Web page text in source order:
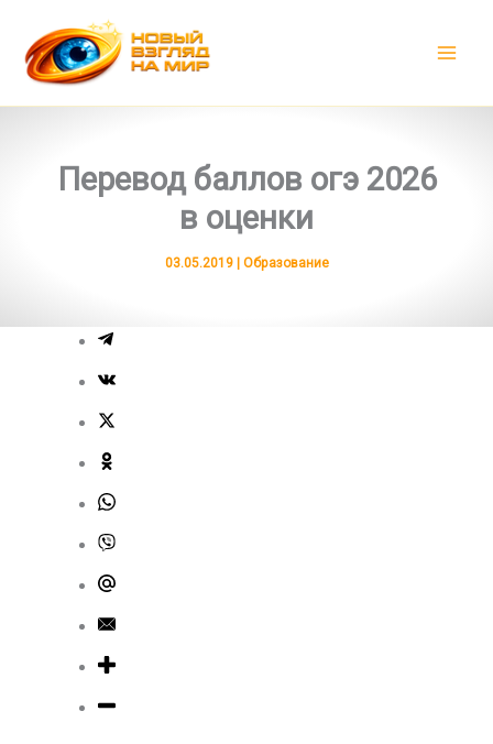
содержимому
Перевод баллов огэ 2026
в оценки
03.05.2019 | Образование